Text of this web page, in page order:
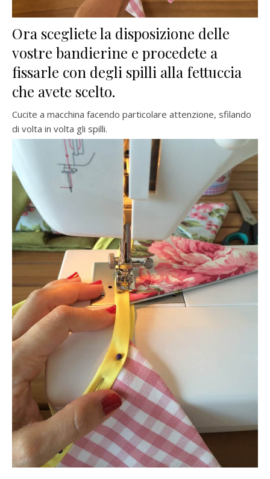
Ora scegliete la disposizione delle
vostre bandierine e procedete a
fissarle con degli spilli alla fettuccia
che avete scelto.
Cucite a macchina facendo particolare attenzione, sfilando
di volta in volta gli spilli.